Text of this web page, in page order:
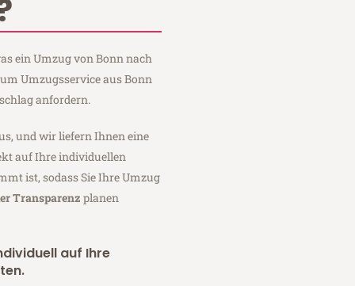
ein Umzug von Bonn nach
Umzugsservice aus Bonn
anfordern.
und wir liefern Ihnen eine
auf Ihre individuellen
ist, sodass Sie Ihre Umzug
Transparenz planen
auf Ihre